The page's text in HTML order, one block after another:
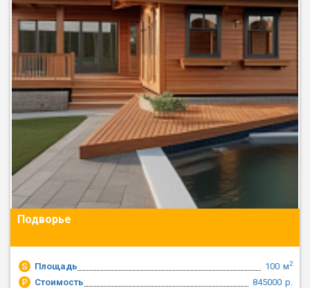
Подворье
Площадь м2
100
Стоимость
р.
845000